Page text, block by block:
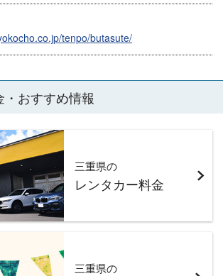
tenpo/butasute/
おすすめ情報
三重県の
レンタカー料金
三重県の